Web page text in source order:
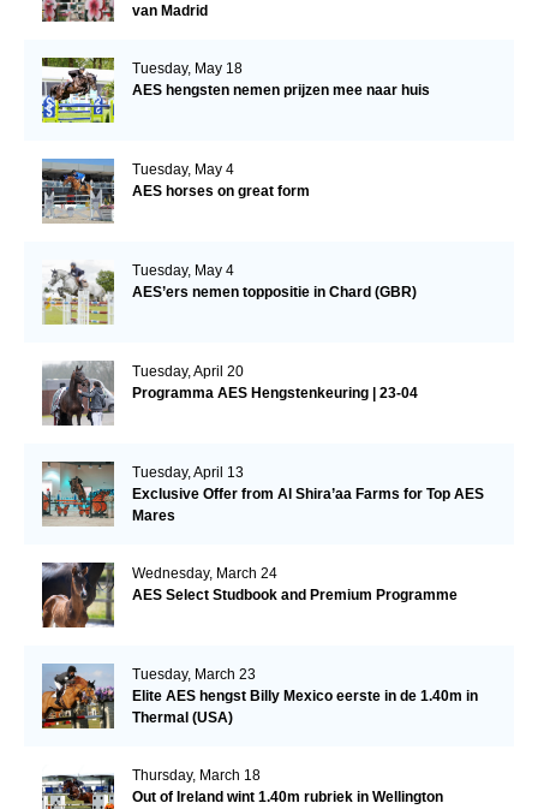
van Madrid
Tuesday, May 18
AES hengsten nemen prijzen mee naar huis
Tuesday, May 4
AES horses on great form
Tuesday, May 4
AES’ers nemen toppositie in Chard (GBR)
Tuesday, April 20
Programma AES Hengstenkeuring | 23-04
Tuesday, April 13
Exclusive Offer from Al Shira’aa Farms for Top AES
Mares
Wednesday, March 24
AES Select Studbook and Premium Programme
Tuesday, March 23
Elite AES hengst Billy Mexico eerste in de 1.40m in
Thermal (USA)
Thursday, March 18
Out of Ireland wint 1.40m rubriek in Wellington